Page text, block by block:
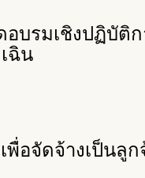
อบรมเชิงปฏิบั
ฉิน
พื่อจัดจ้างเป็นลู